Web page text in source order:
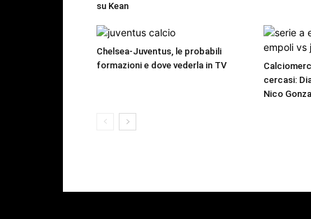
su Kean
Chelsea-Juventus, le probabili
formazioni e dove vederla in TV
cercasi:
Nico